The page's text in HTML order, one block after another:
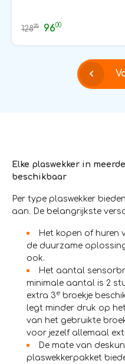
12825 9600
Elke plaswekker in
beschikbaar
Per type plaswekker
aan. De belangrijkste
Het kopen of huren
de duurzame
ook.
Het aantal
minimale aantal is 2
extra 3e broekje
legt minder druk op
van het gebruikte
voor jezelf allemaal
De mate van
plaswekkerpakket